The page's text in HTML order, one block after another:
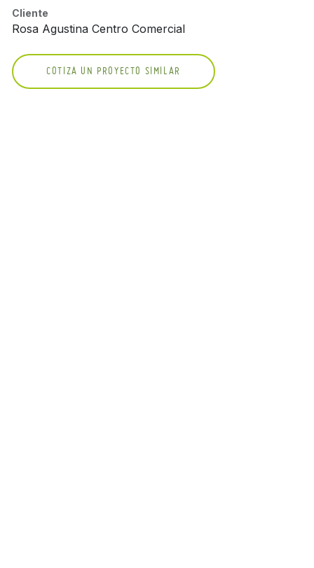
Cliente
Rosa Agustina Centro Comercial
COTIZA UN PROYECTO SIMILAR